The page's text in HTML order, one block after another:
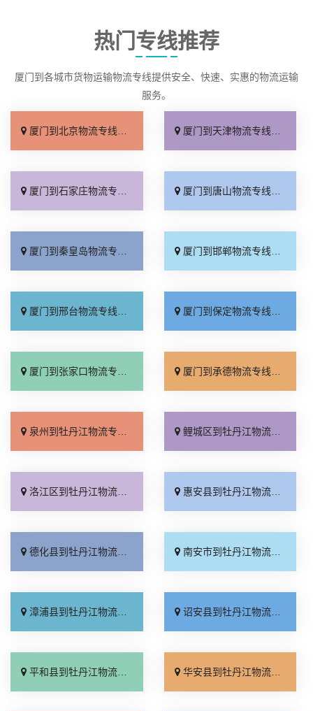
热门专线推荐
厦门到各城市货物运输物流专线提供安全、快速、实惠的物流运输
服务。
厦门到北京物流专线_直达不中转「送货到门」 厦门到天津物流专线_运保时效「高效快运」
厦门到石家庄物流专线_准时准点「多少公里」 厦门到唐山物流专线_全境派送「收费介绍」
厦门到秦皇岛物流专线_高效运输「运保时效」 厦门到邯郸物流专线_物流拼车「全境配送」
厦门到邢台物流专线_专业靠谱「上门提货」 厦门到保定物流专线_全程直达「高效运输」
厦门到张家口物流专线_全境派送「多久能到」 厦门到承德物流专线_专业调车「合理收费」
泉州到牡丹江物流专线_高效快运「快运有保障」 鲤城区到牡丹江物流专线_无需中转「一站直达」
洛江区到牡丹江物流专线_运价查询「实时跟踪 」 惠安县到牡丹江物流专线_托运放心「准时到货」
德化县到牡丹江物流专线_需要几天「整车配货」 南安市到牡丹江物流专线_限时必达「快运有保障」
漳浦县到牡丹江物流专线_价位合理「专业调车」 诏安县到牡丹江物流专线_准时到货「上门提货」
平和县到牡丹江物流专线_价格透明「实时反馈」 华安县到牡丹江物流专线_专业靠谱「直达到站」